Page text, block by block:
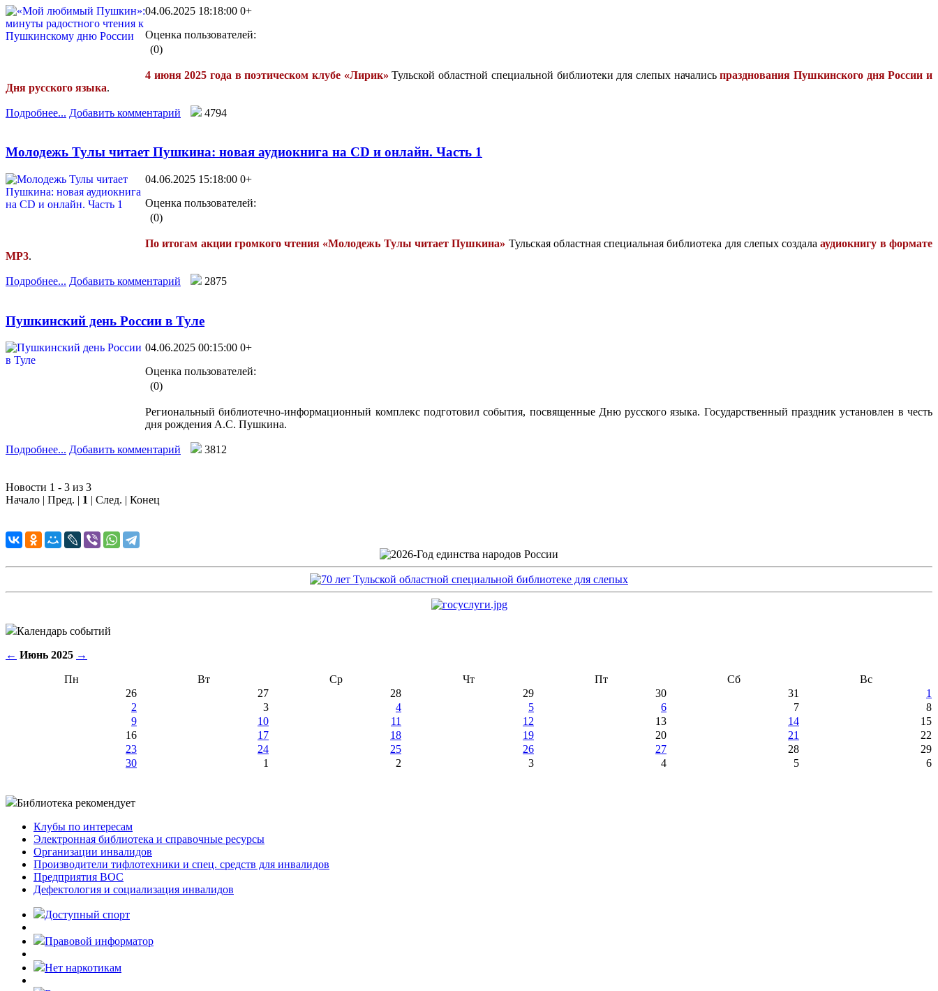
04.06.2025 18:18:00 0+
Оценка пользователей:
(0)
4 июня 2025 года в поэтическом клубе «Лирик» Тульской областной специальной библиотеки для слепых началисьпразднования Пушкинского дня России и
Дня русского языка.
Подробнее... Добавить комментарий 4794
Молодежь Тулы читает Пушкина: новая аудиокнига на CD и онлайн. Часть 1
04.06.2025 15:18:00 0+
Оценка пользователей:
(0)
По итогам акции громкого чтения «Молодежь Тулы читает Пушкина» Тульская областная специальная библиотека для слепых создалааудиокнигу в формате
МР3.
Подробнее... Добавить комментарий 2875
Пушкинский день России в Туле
04.06.2025 00:15:00 0+
Оценка пользователей:
(0)
Региональный библиотечно-информационный комплекс подготовил события, посвященные Дню русского языка. Государственный праздник установлен в честь
дня рождения А.С. Пушкина.
Подробнее... Добавить комментарий 3812
Новости 1 - 3 из 3
Начало | Пред. | 1 | След. | Конец
Календарь событий
← Июнь 2025 →
Пн Вт Ср Чт Пт Сб
Вс
26
27 28 29 30 31
1
2
3 4 5 6 7
8
9
10 11 12 13 14
15
16
17 18 19 20 21
22
23
24 25 26 27 28
29
30
1 2 3 4 5 6
Библиотека рекомендует
Клубы по интересам
Электронная библиотека и справочные ресурсы
Организации инвалидов
Производители тифлотехники и спец. средств для инвалидов
Предприятия ВОС
Дефектология и социализация инвалидов
Доступный спорт
Правовой информатор
Нет наркотикам